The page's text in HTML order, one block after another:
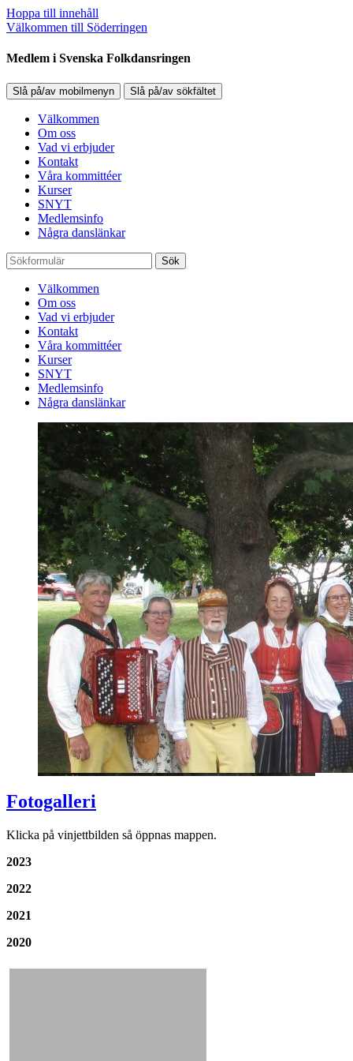
Hoppa till innehåll
Välkommen till Söderringen
Medlem i Svenska Folkdansringen
Slå på/av mobilmenyn Slå på/av sökfältet
Välkommen
Om oss
Vad vi erbjuder
Kontakt
Våra kommittéer
Kurser
SNYT
Medlemsinfo
Några danslänkar
Sök
Välkommen
Om oss
Vad vi erbjuder
Kontakt
Våra kommittéer
Kurser
SNYT
Medlemsinfo
Några danslänkar
Fotogalleri
Klicka på vinjettbilden så öppnas mappen.
2023
2022
2021
2020